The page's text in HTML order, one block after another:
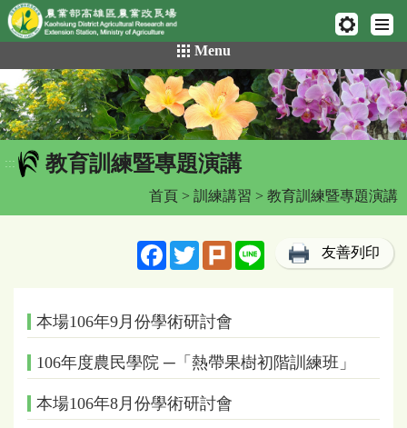
網頁置頂
到
主
要
內
容
區
Menu
::: 教育訓練暨專題演講
首頁 > 訓練講習 > 教育訓練暨專題演講
FacebookTwitterPlurk Line 友善列印
本場106年9月份學術研討會
106年度農民學院 ─「熱帶果樹初階訓練班」
本場106年8月份學術研討會